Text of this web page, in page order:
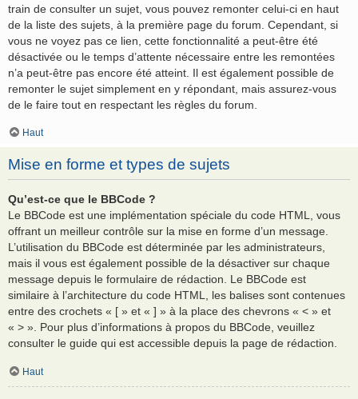
train de consulter un sujet, vous pouvez remonter celui-ci en haut
de la liste des sujets, à la première page du forum. Cependant, si
vous ne voyez pas ce lien, cette fonctionnalité a peut-être été
désactivée ou le temps d’attente nécessaire entre les remontées
n’a peut-être pas encore été atteint. Il est également possible de
remonter le sujet simplement en y répondant, mais assurez-vous
de le faire tout en respectant les règles du forum.
Haut
Mise en forme et types de sujets
Qu’est-ce que le BBCode ?
Le BBCode est une implémentation spéciale du code HTML, vous
offrant un meilleur contrôle sur la mise en forme d’un message.
L’utilisation du BBCode est déterminée par les administrateurs,
mais il vous est également possible de la désactiver sur chaque
message depuis le formulaire de rédaction. Le BBCode est
similaire à l’architecture du code HTML, les balises sont contenues
entre des crochets « [ » et « ] » à la place des chevrons « < » et
« > ». Pour plus d’informations à propos du BBCode, veuillez
consulter le guide qui est accessible depuis la page de rédaction.
Haut